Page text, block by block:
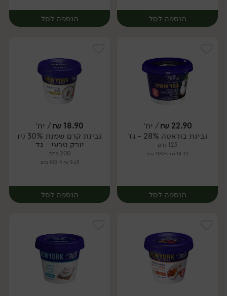
הוספה לסל
יח׳
הוספה לסל
יח׳
22.90
₪/ יח׳
גבינת בוראטה 28% - גד
125 גרם
18.32 ₪ ל-100 גרם
הוספה לסל
18.90
₪/ יח׳
גבינת קרם שמנת 30% ניו
יורק טבעי - גד
200 גרם
9.45 ₪ ל-100 גרם
הוספה לסל